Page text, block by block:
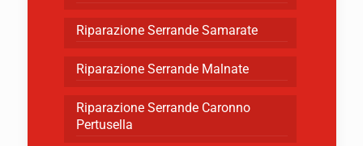
Riparazione Serrande Samarate
Riparazione Serrande Malnate
Riparazione Serrande Caronno
Pertusella